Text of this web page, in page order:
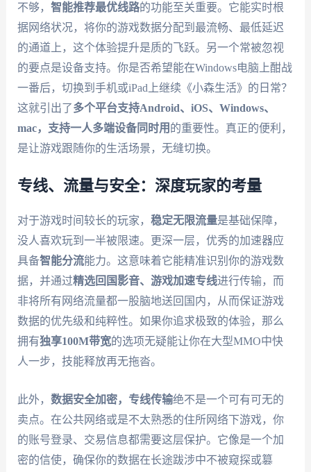
不够， 智能推荐最优线路的功能至关重要。它能实时根
据网络状况，将你的游戏数据分配到最流畅、最低延迟
的通道上，这个体验提升是质的飞跃。另一个常被忽视
的要点是设备支持。你是否希望能在Windows电脑上酣战
一番后，切换到手机或iPad上继续《小森生活》的日常？
这就引出了多个平台支持Android、iOS、Windows、
mac，支持一人多端设备同时用 的重要性。真正的便利，
是让游戏跟随你的生活场景，无缝切换。
专线、流量与安全：深度玩家的考量
对于游戏时间较长的玩家， 稳定无限流量是基础保障，
没人喜欢玩到一半被限速。更深一层，优秀的加速器应
具备智能分流能力。这意味着它能精准识别你的游戏数
据，并通过精选回国影音、游戏加速专线进行传输，而
非将所有网络流量都一股脑地送回国内，从而保证游戏
数据的优先级和纯粹性。如果你追求极致的体验，那么
拥有独享100M带宽的选项无疑能让你在大型MMO中快
人一步，技能释放再无拖沓。
此外， 数据安全加密，专线传输绝不是一个可有可无的
卖点。在公共网络或是不太熟悉的住所网络下游戏，你
的账号登录、交易信息都需要这层保护。它像是一个加
密的信使，确保你的数据在长途跋涉中不被窥探或篡